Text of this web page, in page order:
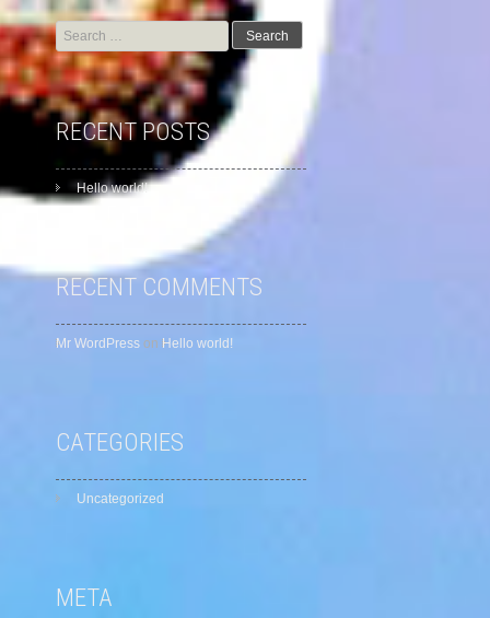
Search
for:
RECENT POSTS
Hello world!
RECENT COMMENTS
Mr WordPress on Hello world!
CATEGORIES
Uncategorized
META